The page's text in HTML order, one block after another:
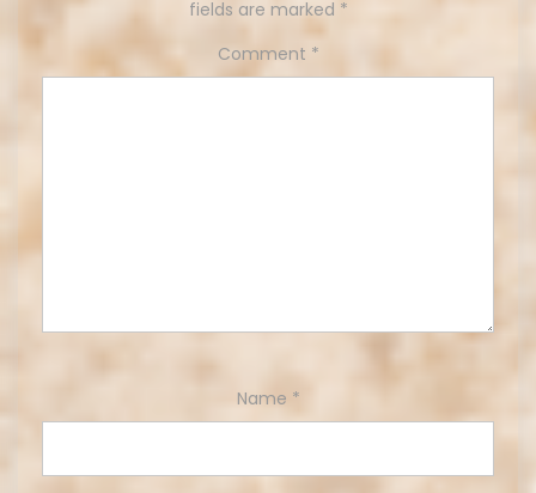
fields are marked *
Comment *
Name *